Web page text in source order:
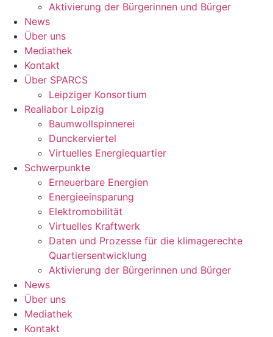
Aktivierung der Bürgerinnen und Bürger
News
Über uns
Mediathek
Kontakt
Über SPARCS
Leipziger Konsortium
Reallabor Leipzig
Baumwollspinnerei
Dunckerviertel
Virtuelles Energiequartier
Schwerpunkte
Erneuerbare Energien
Energieeinsparung
Elektromobilität
Virtuelles Kraftwerk
Daten und Prozesse für die klimagerechte
Quartiersentwicklung
Aktivierung der Bürgerinnen und Bürger
News
Über uns
Mediathek
Kontakt